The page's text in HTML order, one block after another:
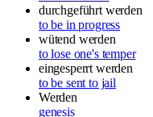
durchgeführt werden
to be in progress
wütend werden
to lose one's temper
eingesperrt werden
to be sent to jail
Werden
genesis